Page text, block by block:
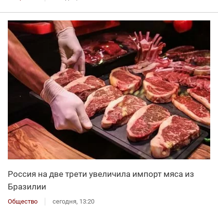
Россия на две трети увеличила импорт мяса из
Бразилии
Общество сегодня, 13:20